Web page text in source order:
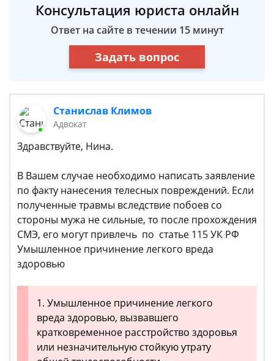
Консультация юриста онлайн
Ответ на сайте в течении 15 минут
Задать вопрос
Станислав Климов
Адвокат
Здравствуйте, Нина.
В Вашем случае необходимо написать заявление
по факту нанесения телесных повреждений. Если
полученные травмы вследствие побоев со
стороны мужа не сильные, то после прохождения
СМЭ, его могут привлечь по статье 115 УК РФ
Умышленное причинение легкого вреда
здоровью
1. Умышленное причинение легкого
вреда здоровью, вызвавшего
кратковременное расстройство здоровья
или незначительную стойкую утрату